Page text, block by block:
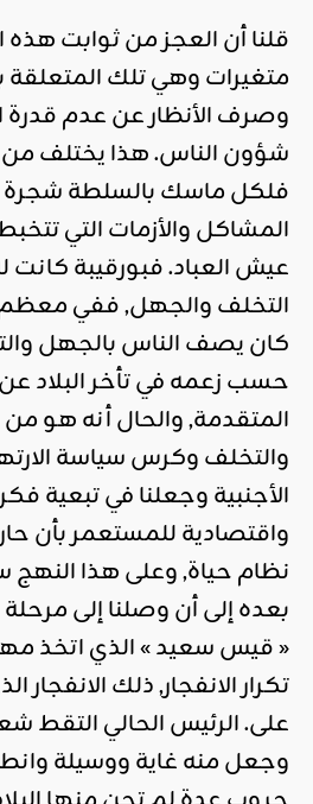
قلنا أن العجز من ثوابت
متغيرات وهي تلك المتعلقة
وصرف الأنظار عن عدم قدرة
شؤون الناس. هذا يختلف من
فلكل ماسك بالسلطة شجرة
المشاكل والأزمات التي
عيش العباد. فبورقيبة كانت
التخلف والجهل, ففي معظم
كان يصف الناس بالجهل
حسب زعمه في تأخر البلاد
المتقدمة, والحال أنه هو
والتخلف وكرس سياسة
الأجنبية وجعلنا في تبعية
واقتصادية للمستعمر بأن
نظام حياة, وعلى هذا
بعده إلى أن وصلنا إلى مرحلة
« قيس سعيد » الذي اتخذ
تكرار الانفجار, ذلك
على. الرئيس الحالي التقط
وجعل منه غاية ووسيلة